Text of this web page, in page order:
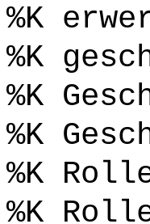
%K
%K
%K
%K
%K
%K